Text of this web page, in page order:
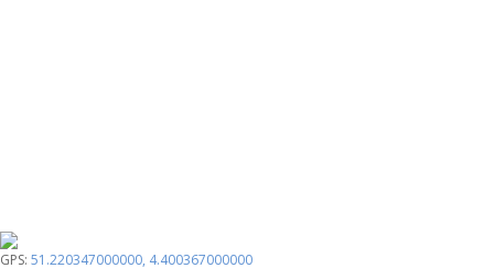
GPS: 51.220347000000, 4.400367000000